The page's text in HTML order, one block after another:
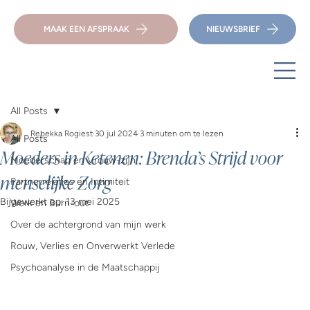
MAAK EEN AFSPRAAK NIEUWSBRIEF
All Posts
Moederschap en Vrouw-zijn
Partnerrelaties en Intimiteit
Werk en Burn-out
Over de achtergrond van mijn werk
Rouw, Verlies en Onverwerkt Verlede
Psychoanalyse in de Maatschappij
All Posts
Moeders in Ketenen: Brenda’s Strijd voor
menselijke Zorg
Rebekka Rogiest 30 jul 2024 3 minuten om te lezen
Bijgewerkt op:13 mei 2025